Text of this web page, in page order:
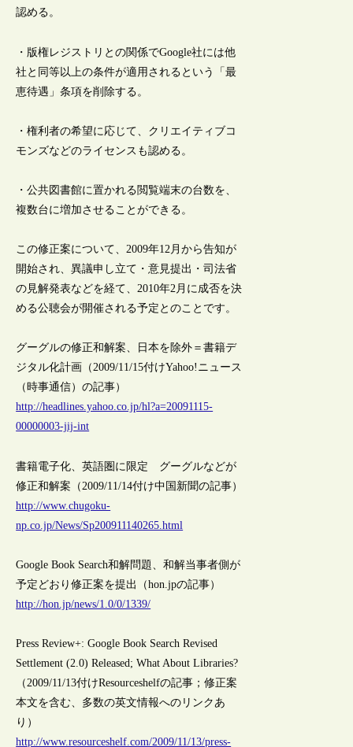
認める。
・版権レジストリとの関係でGoogle社には他
社と同等以上の条件が適用されるという「最
恵待遇」条項を削除する。
・権利者の希望に応じて、クリエイティブコ
モンズなどのライセンスも認める。
・公共図書館に置かれる閲覧端末の台数を、
複数台に増加させることができる。
この修正案について、2009年12月から告知が
開始され、異議申し立て・意見提出・司法省
の見解発表などを経て、2010年2月に成否を決
める公聴会が開催される予定とのことです。
グーグルの修正和解案、日本を除外＝書籍デ
ジタル化計画（2009/11/15付けYahoo!ニュース
（時事通信）の記事）
http://headlines.yahoo.co.jp/hl?a=20091115-
00000003-jij-int
書籍電子化、英語圏に限定 グーグルなどが
修正和解案（2009/11/14付け中国新聞の記事）
http://www.chugoku-
np.co.jp/News/Sp200911140265.html
Google Book Search和解問題、和解当事者側が
予定どおり修正案を提出（hon.jpの記事）
http://hon.jp/news/1.0/0/1339/
Press Review+: Google Book Search Revised
Settlement (2.0) Released; What About Libraries?
（2009/11/13付けResourceshelfの記事；修正案
本文を含む、多数の英文情報へのリンクあ
り）
http://www.resourceshelf.com/2009/11/13/press-